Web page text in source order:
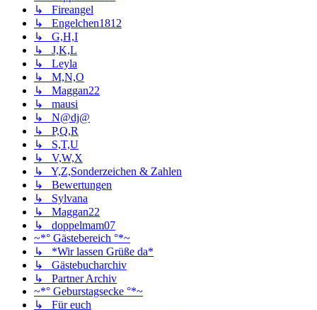
↳ Fireangel
↳ Engelchen1812
↳ G,H,I
↳ J,K,L
↳ Leyla
↳ M,N,O
↳ Maggan22
↳ mausi
↳ N@dj@
↳ P,Q,R
↳ S,T,U
↳ V,W,X
↳ Y,Z,Sonderzeichen & Zahlen
↳ Bewertungen
↳ Sylvana
↳ Maggan22
↳ doppelmam07
~*° Gästebereich °*~
↳ *Wir lassen Grüße da*
↳ Gästebucharchiv
↳ Partner Archiv
~*° Geburstagsecke °*~
↳ Für euch